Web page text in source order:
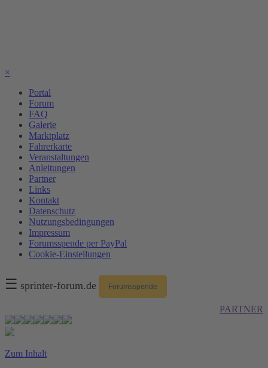
×
Portal
Forum
FAQ
Galerie
Marktplatz
Fahrerkarte
Veranstaltungen
Anleitungen
Partner
Links
Kontakt
Datenschutz
Nutzungsbedingungen
Impressum
Forumsspende per PayPal
Cookie-Einstellungen
☰ sprinter-forum.de Forumsspende
PARTNER
Zum Inhalt